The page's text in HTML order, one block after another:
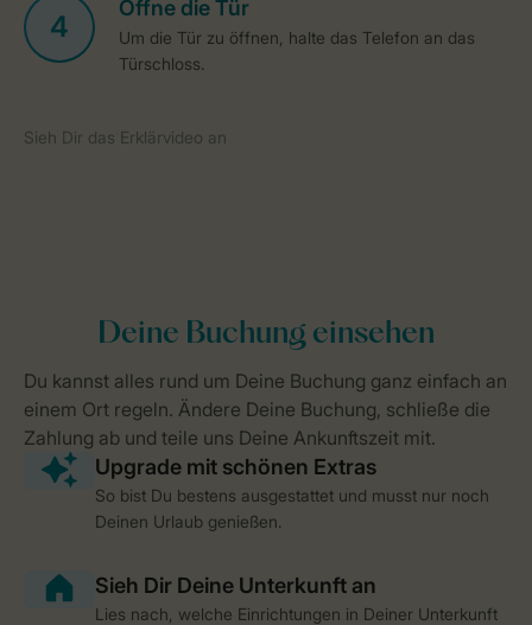
So bist Du bestens ausgestattet und musst nur noch
Deinen Urlaub genießen.
Lies nach, welche Einrichtungen in Deiner Unterkunft